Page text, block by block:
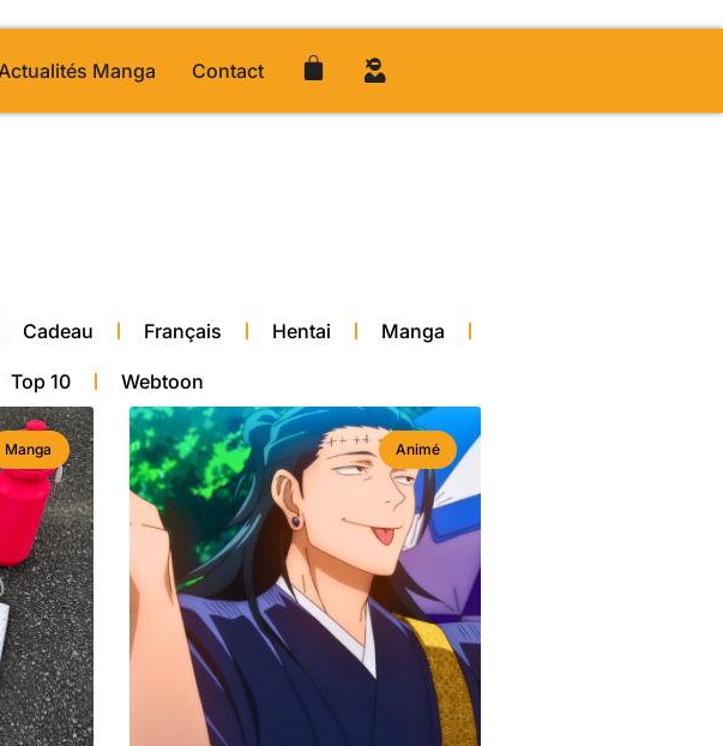
Manga Contact
Cadeau Français Hentai Manga
Top 10 Webtoon
Manga Animé